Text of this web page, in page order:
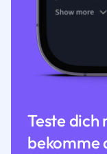
Teste dich
bekomme